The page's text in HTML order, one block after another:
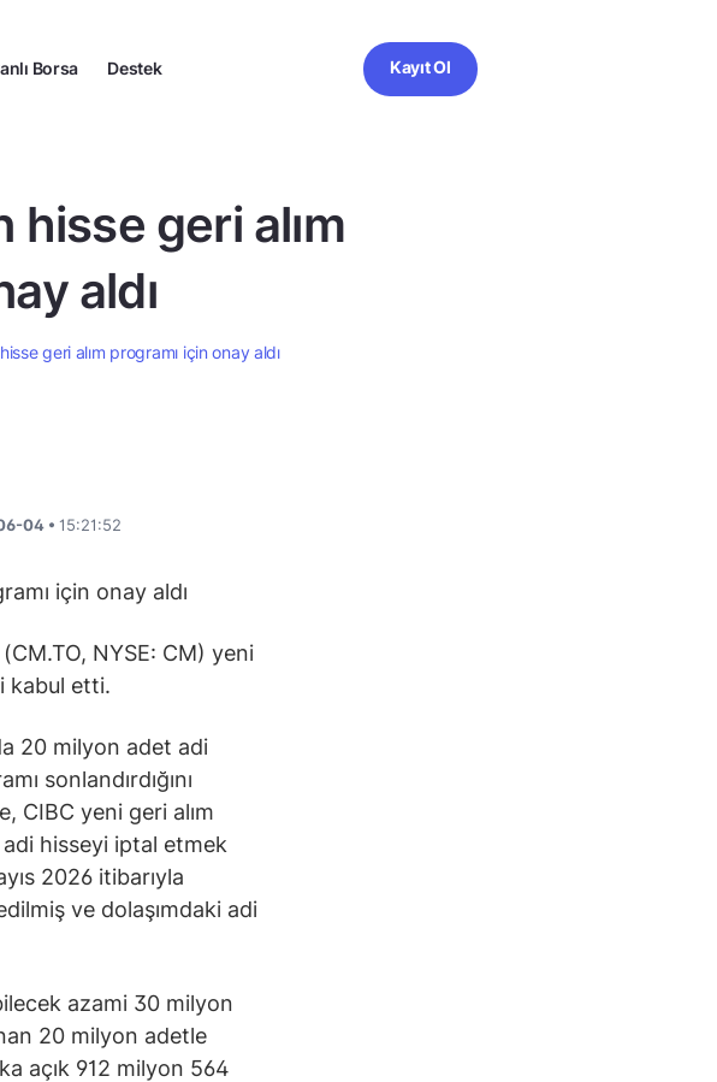
Borsa Destek Kayıt Ol
hisse geri alım
aldı
geri alım programı için onay aldı
04 • 15:21:52
için onay aldı
NYSE: CM) yeni
kabul etti.
20 milyon adet adi
sonlandırdığını
CIBC yeni geri alım
hisseyi iptal etmek
2026 itibarıyla
ve dolaşımdaki adi
azami 30 milyon
20 milyon adetle
açık 912 milyon 564